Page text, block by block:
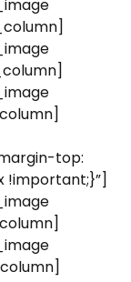
top:
!important;}”]